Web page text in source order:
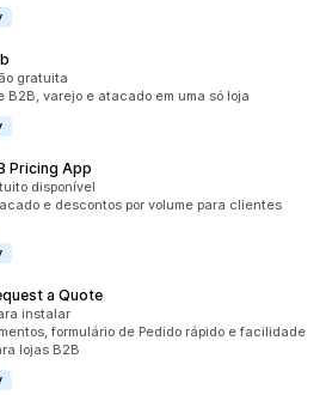
gratuita
B2B, varejo e atacado em uma só loja
Pricing App
disponível
e descontos por volume para clientes
a Quote
instalar
formulário de Pedido rápido e facilidade
lojas B2B